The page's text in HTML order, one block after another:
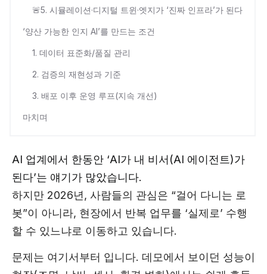
🚨5. 시뮬레이션·디지털 트윈·엣지가 ‘진짜 인프라’가 된다
‘양산 가능한 인지 AI’를 만드는 조건
1. 데이터 표준화/품질 관리
2. 검증의 재현성과 기준
3. 배포 이후 운영 루프(지속 개선)
마치며
AI 업계에서 한동안 ‘AI가 내 비서(AI 에이전트)가
된다’는 얘기가 많았습니다.
하지만 2026년, 사람들의 관심은 “걸어 다니는 로
봇”이 아니라, 현장에서 반복 업무를 ‘실제로’ 수행
할 수 있느냐로 이동하고 있습니다.
문제는 여기서부터 입니다. 데모에서 보이던 성능이